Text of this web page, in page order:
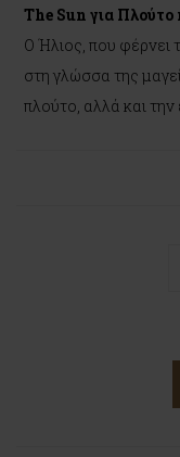
The Sun για Πλούτο
Ο Ήλιος, που φέρνει
στη γλώσσα της
πλούτο, αλλά και την